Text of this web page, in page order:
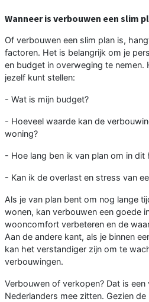
Wanneer is verbouwen een slim
Of verbouwen een slim plan is,
factoren. Het is belangrijk om je
en budget in overweging te nemen.
jezelf kunt stellen:
- Wat is mijn budget?
- Hoeveel waarde kan de
woning?
- Hoe lang ben ik van plan om in dit
- Kan ik de overlast en stress van
Als je van plan bent om nog lange
wonen, kan verbouwen een goede
wooncomfort verbeteren en de
Aan de andere kant, als je binnen
kan het verstandiger zijn om te
verbouwingen.
Verbouwen of verkopen? Dat is een
Nederlanders mee zitten. Gezien